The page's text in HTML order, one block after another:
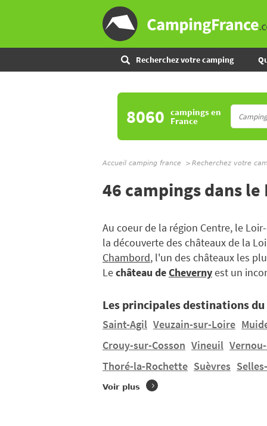
Recherchez votre camping
8060 campingsen
France
Accueil camping france Recherchez votre
46 campings dans
Au coeur de la région Centre, le
la découverte des châteaux de la
Chambord, l'un des châteaux les
Lechâteau deChevernyest un
Les principales destinations
Saint-Agil Veuzain-sur-Loire
Crouy-sur-Cosson Vineuil
Thoré-la-Rochette Suèvres
Voir plus